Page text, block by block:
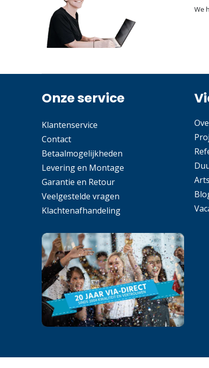
We
Onze service
Klantenservice
Contact
Betaalmogelijkheden
Levering en Montage
Garantie en Retour
Veelgestelde vragen
Klachtenafhandeling